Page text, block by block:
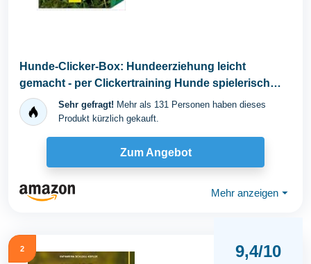
Hunde-Clicker-Box: Hundeerziehung leicht
gemacht - per Clickertraining Hunde spielerisch
fördern...Sehr gefragt! Mehr als 131 Personen haben dieses
Produkt kürzlich gekauft.
Zum Angebot
Mehr anzeigen ⏷
2 9,4/10